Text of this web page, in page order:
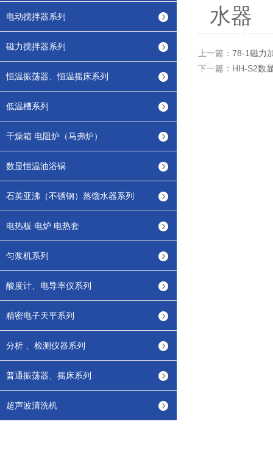
电动搅拌器系列
磁力搅拌器系列
恒温振荡器、恒温摇床系列
低温槽系列
干燥箱 电阻炉（马弗炉）
数显恒温油浴锅
石英亚沸（不锈钢）蒸馏水器系列
电热板 电炉 电热套
匀浆机系列
酸度计、电导率仪系列
精密电子天平系列
分析 、检测仪器系列
普通振荡器、摇床系列
超声波清洗机
水器
上一篇： 78-1磁力
下一篇： HH-S2数